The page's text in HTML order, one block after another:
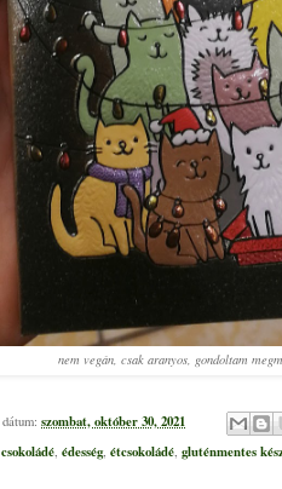
nem vegán, csak aranyos, gondoltam
dátum: szombat, október 30, 2021
csokoládé, édesség, étcsokoládé, gluténmentes